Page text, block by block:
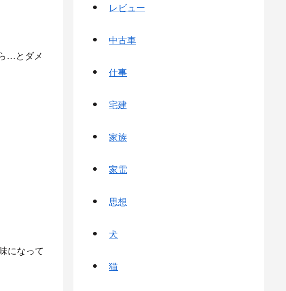
…とダメ
になって
レビュー
中古車
仕事
宅建
家族
家電
思想
犬
猫